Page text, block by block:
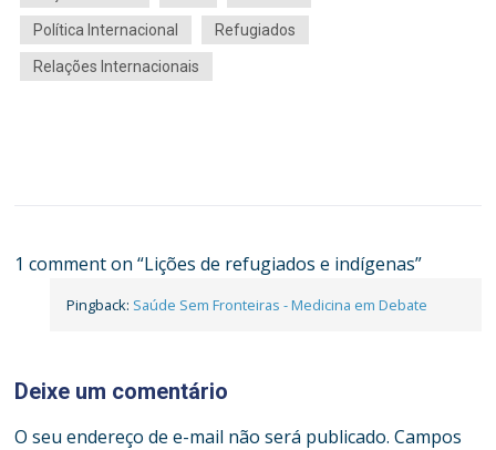
Política Internacional Refugiados
Relações Internacionais
1 comment on “Lições de refugiados e indígenas”
Pingback: Saúde Sem Fronteiras - Medicina em Debate
Deixe um comentário
O seu endereço de e-mail não será publicado. Campos